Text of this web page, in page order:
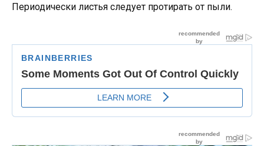
Периодически листья следует протирать от пыли.